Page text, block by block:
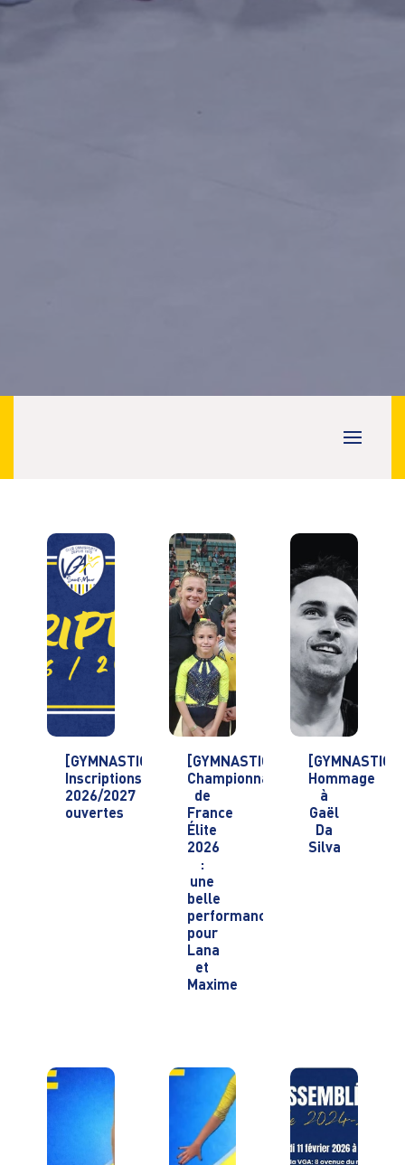
[GYMNASTIQUE]
Inscriptions
2026/2027
ouvertes
[GYMNASTIQUE]
Championnats
de
France
Élite
2026
:
une
belle
performance
pour
Lana
et
Maxime
Hommage
à
Gaël
Da
Silva